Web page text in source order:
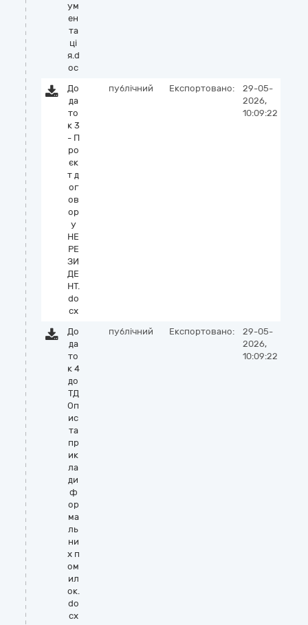
ум
ен
та
ці
я.d
oc
До
да
то
к 3
- П
ро
єк
т д
ог
ов
ор
у
НЕ
РЕ
ЗИ
ДЕ
НТ.
do
cx
публічний Експортовано:
29-05-
2026,
10:09:22
До
да
то
к 4
до
ТД
Оп
ис
та
пр
ик
ла
ди
ф
ор
ма
ль
ни
х п
ом
ил
ок.
do
cx
публічний Експортовано:
29-05-
2026,
10:09:22